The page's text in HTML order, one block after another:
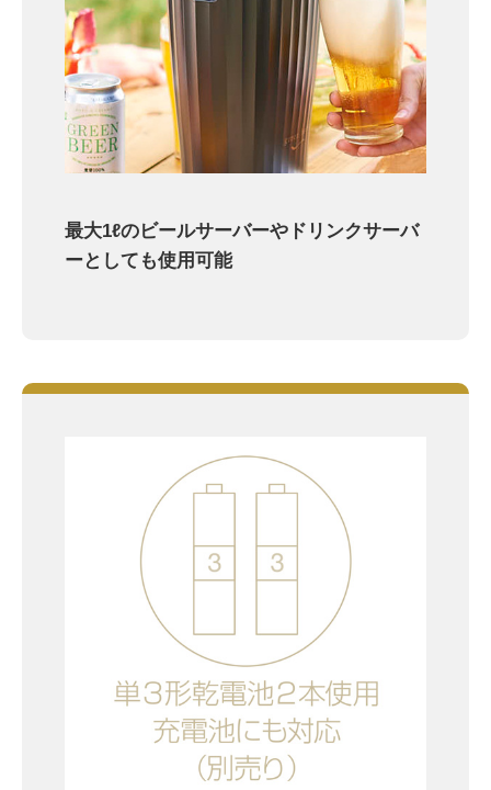
最大1ℓのビールサーバーやドリンクサーバ
ーとしても使用可能